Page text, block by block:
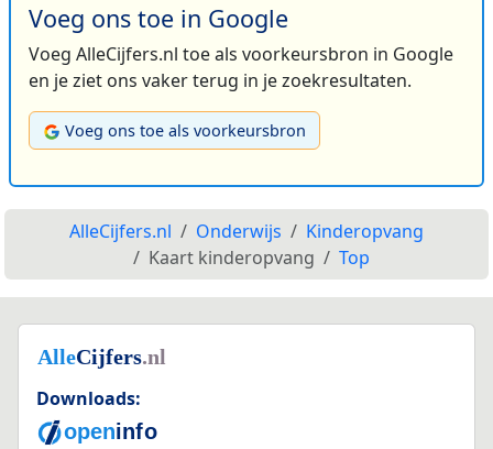
Voeg ons toe in Google
Voeg AlleCijfers.nl toe als voorkeursbron in Google
en je ziet ons vaker terug in je zoekresultaten.
Voeg ons toe als voorkeursbron
AlleCijfers.nl Onderwijs
Kinderopvang
Kaart kinderopvang
Top
Downloads: